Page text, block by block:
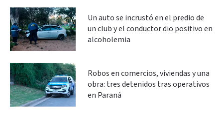
Un auto se incrustó en el predio de
un club y el conductor dio positivo en
alcoholemia
Robos en comercios, viviendas y una
obra: tres detenidos tras operativos
en Paraná